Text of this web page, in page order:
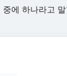
에 하나라고 말